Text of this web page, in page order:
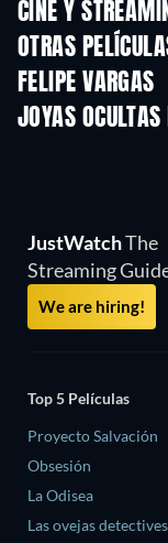
CINE Y
OTRAS
FELIPE VARGAS
JOYAS OCULTAS
JustWatchThe
Streaming
We are hiring!
Top 5 Películas
Proyecto Salvación
Obsesión
La Odisea
Las ovejas detectives